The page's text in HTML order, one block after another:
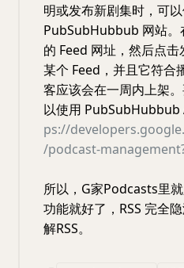
明或发布新剧集时，可
PubSubHubbub 网站。
的 Feed 网址，然后点
某个 Feed，并且它符合
客应该会在一周内上架
以使用 PubSubHubbub
ps://
/podcast-
所以，G家Podcasts里
功能就好了，RSS 完全
解RSS。